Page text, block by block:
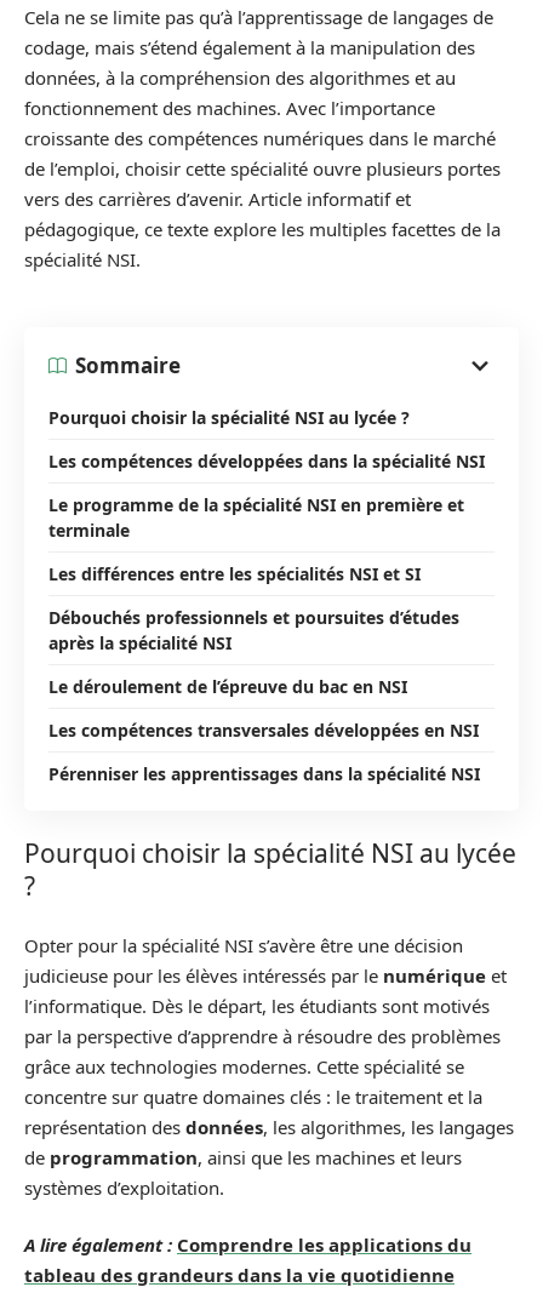
Cela ne se limite pas qu’à l’apprentissage de langages de
codage, mais s’étend également à la manipulation des
données, à la compréhension des algorithmes et au
fonctionnement des machines. Avec l’importance
croissante des compétences numériques dans le marché
de l’emploi, choisir cette spécialité ouvre plusieurs portes
vers des carrières d’avenir. Article informatif et
pédagogique, ce texte explore les multiples facettes de la
spécialité NSI.
Sommaire
Pourquoi choisir la spécialité NSI au lycée ?
Les compétences développées dans la spécialité NSI
Le programme de la spécialité NSI en première et
terminale
Les différences entre les spécialités NSI et SI
Débouchés professionnels et poursuites d’études
après la spécialité NSI
Le déroulement de l’épreuve du bac en NSI
Les compétences transversales développées en NSI
Pérenniser les apprentissages dans la spécialité NSI
Pourquoi choisir la spécialité NSI au lycée
?
Opter pour la spécialité NSI s’avère être une décision
judicieuse pour les élèves intéressés par le numérique et
l’informatique. Dès le départ, les étudiants sont motivés
par la perspective d’apprendre à résoudre des problèmes
grâce aux technologies modernes. Cette spécialité se
concentre sur quatre domaines clés : le traitement et la
représentation des données, les algorithmes, les langages
de programmation, ainsi que les machines et leurs
systèmes d’exploitation.
A lire également : Comprendre les applications du
tableau des grandeurs dans la vie quotidienne